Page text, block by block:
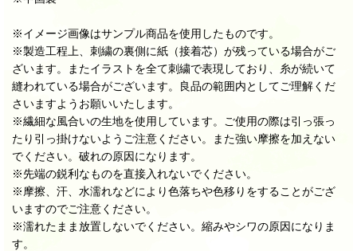
※イメージ画像はサンプル商品を使用したものです。
※製造工程上、刺繍の裏側に紙（接着芯）が残っている場合がご
ざいます。またイラストを全て刺繍で表現しており、糸が続いて
縫われている場合がございます。良品の範囲内としてご理解くだ
さいますようお願いいたします。
※繊細な風合いの生地を使用しています。ご使用の際は引っ張っ
たり引っ掛けないようご注意ください。また強い摩擦を加えない
でください。破れの原因になります。
※先端の鋭利なものを直接入れないでください。
※摩擦、汗、水濡れなどにより色落ちや色移りをすることがござ
いますのでご注意ください。
※濡れたまま放置しないでください。縮みやシワの原因になりま
す。